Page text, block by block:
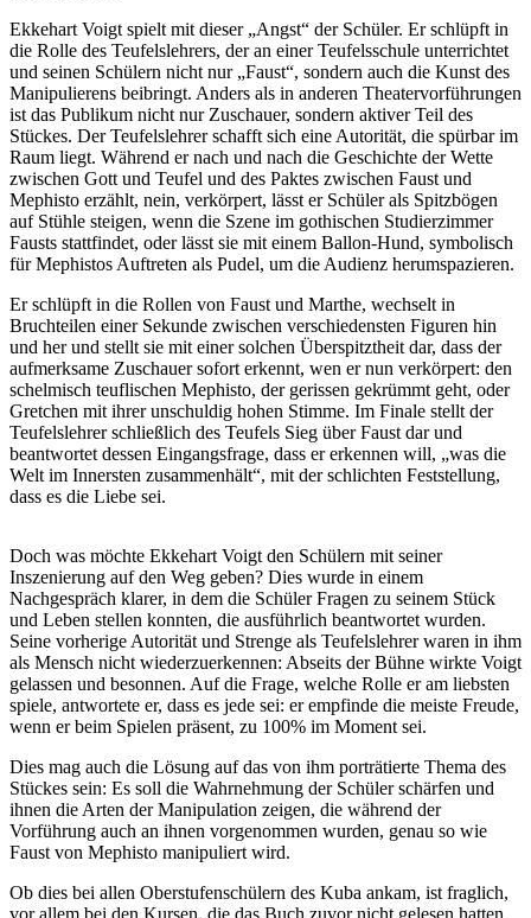
Ekkehart Voigt spielt mit dieser „Angst“ der Schüler. Er schlüpft in
die Rolle des Teufelslehrers, der an einer Teufelsschule unterrichtet
und seinen Schülern nicht nur „Faust“, sondern auch die Kunst des
Manipulierens beibringt. Anders als in anderen Theatervorführungen
ist das Publikum nicht nur Zuschauer, sondern aktiver Teil des
Stückes. Der Teufelslehrer schafft sich eine Autorität, die spürbar im
Raum liegt. Während er nach und nach die Geschichte der Wette
zwischen Gott und Teufel und des Paktes zwischen Faust und
Mephisto erzählt, nein, verkörpert, lässt er Schüler als Spitzbögen
auf Stühle steigen, wenn die Szene im gothischen Studierzimmer
Fausts stattfindet, oder lässt sie mit einem Ballon-Hund, symbolisch
für Mephistos Auftreten als Pudel, um die Audienz herumspazieren.
Er schlüpft in die Rollen von Faust und Marthe, wechselt in
Bruchteilen einer Sekunde zwischen verschiedensten Figuren hin
und her und stellt sie mit einer solchen Überspitztheit dar, dass der
aufmerksame Zuschauer sofort erkennt, wen er nun verkörpert: den
schelmisch teuflischen Mephisto, der gerissen gekrümmt geht, oder
Gretchen mit ihrer unschuldig hohen Stimme. Im Finale stellt der
Teufelslehrer schließlich des Teufels Sieg über Faust dar und
beantwortet dessen Eingangsfrage, dass er erkennen will, „was die
Welt im Innersten zusammenhält“, mit der schlichten Feststellung,
dass es die Liebe sei.
Doch was möchte Ekkehart Voigt den Schülern mit seiner
Inszenierung auf den Weg geben? Dies wurde in einem
Nachgespräch klarer, in dem die Schüler Fragen zu seinem Stück
und Leben stellen konnten, die ausführlich beantwortet wurden.
Seine vorherige Autorität und Strenge als Teufelslehrer waren in ihm
als Mensch nicht wiederzuerkennen: Abseits der Bühne wirkte Voigt
gelassen und besonnen. Auf die Frage, welche Rolle er am liebsten
spiele, antwortete er, dass es jede sei: er empfinde die meiste Freude,
wenn er beim Spielen präsent, zu 100% im Moment sei.
Dies mag auch die Lösung auf das von ihm porträtierte Thema des
Stückes sein: Es soll die Wahrnehmung der Schüler schärfen und
ihnen die Arten der Manipulation zeigen, die während der
Vorführung auch an ihnen vorgenommen wurden, genau so wie
Faust von Mephisto manipuliert wird.
Ob dies bei allen Oberstufenschülern des Kuba ankam, ist fraglich,
vor allem bei den Kursen, die das Buch zuvor nicht gelesen hatten